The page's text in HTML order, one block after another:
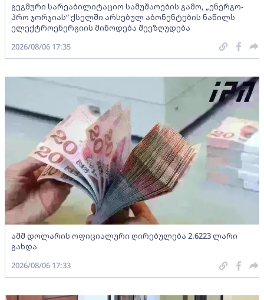
გეგმური სარეაბილიტაციო სამუშაოების გამო, „ენერგო-
პრო ჯორჯიას“ ქსელში არსებულ აბონენტების ნაწილს
ელექტროენერგიის მიწოდება შეეზღუდება
2026/08/06 17:35
აშშ დოლარის ოფიციალური ღირებულება 2.6223 ლარი
გახდა
2026/08/06 17:33